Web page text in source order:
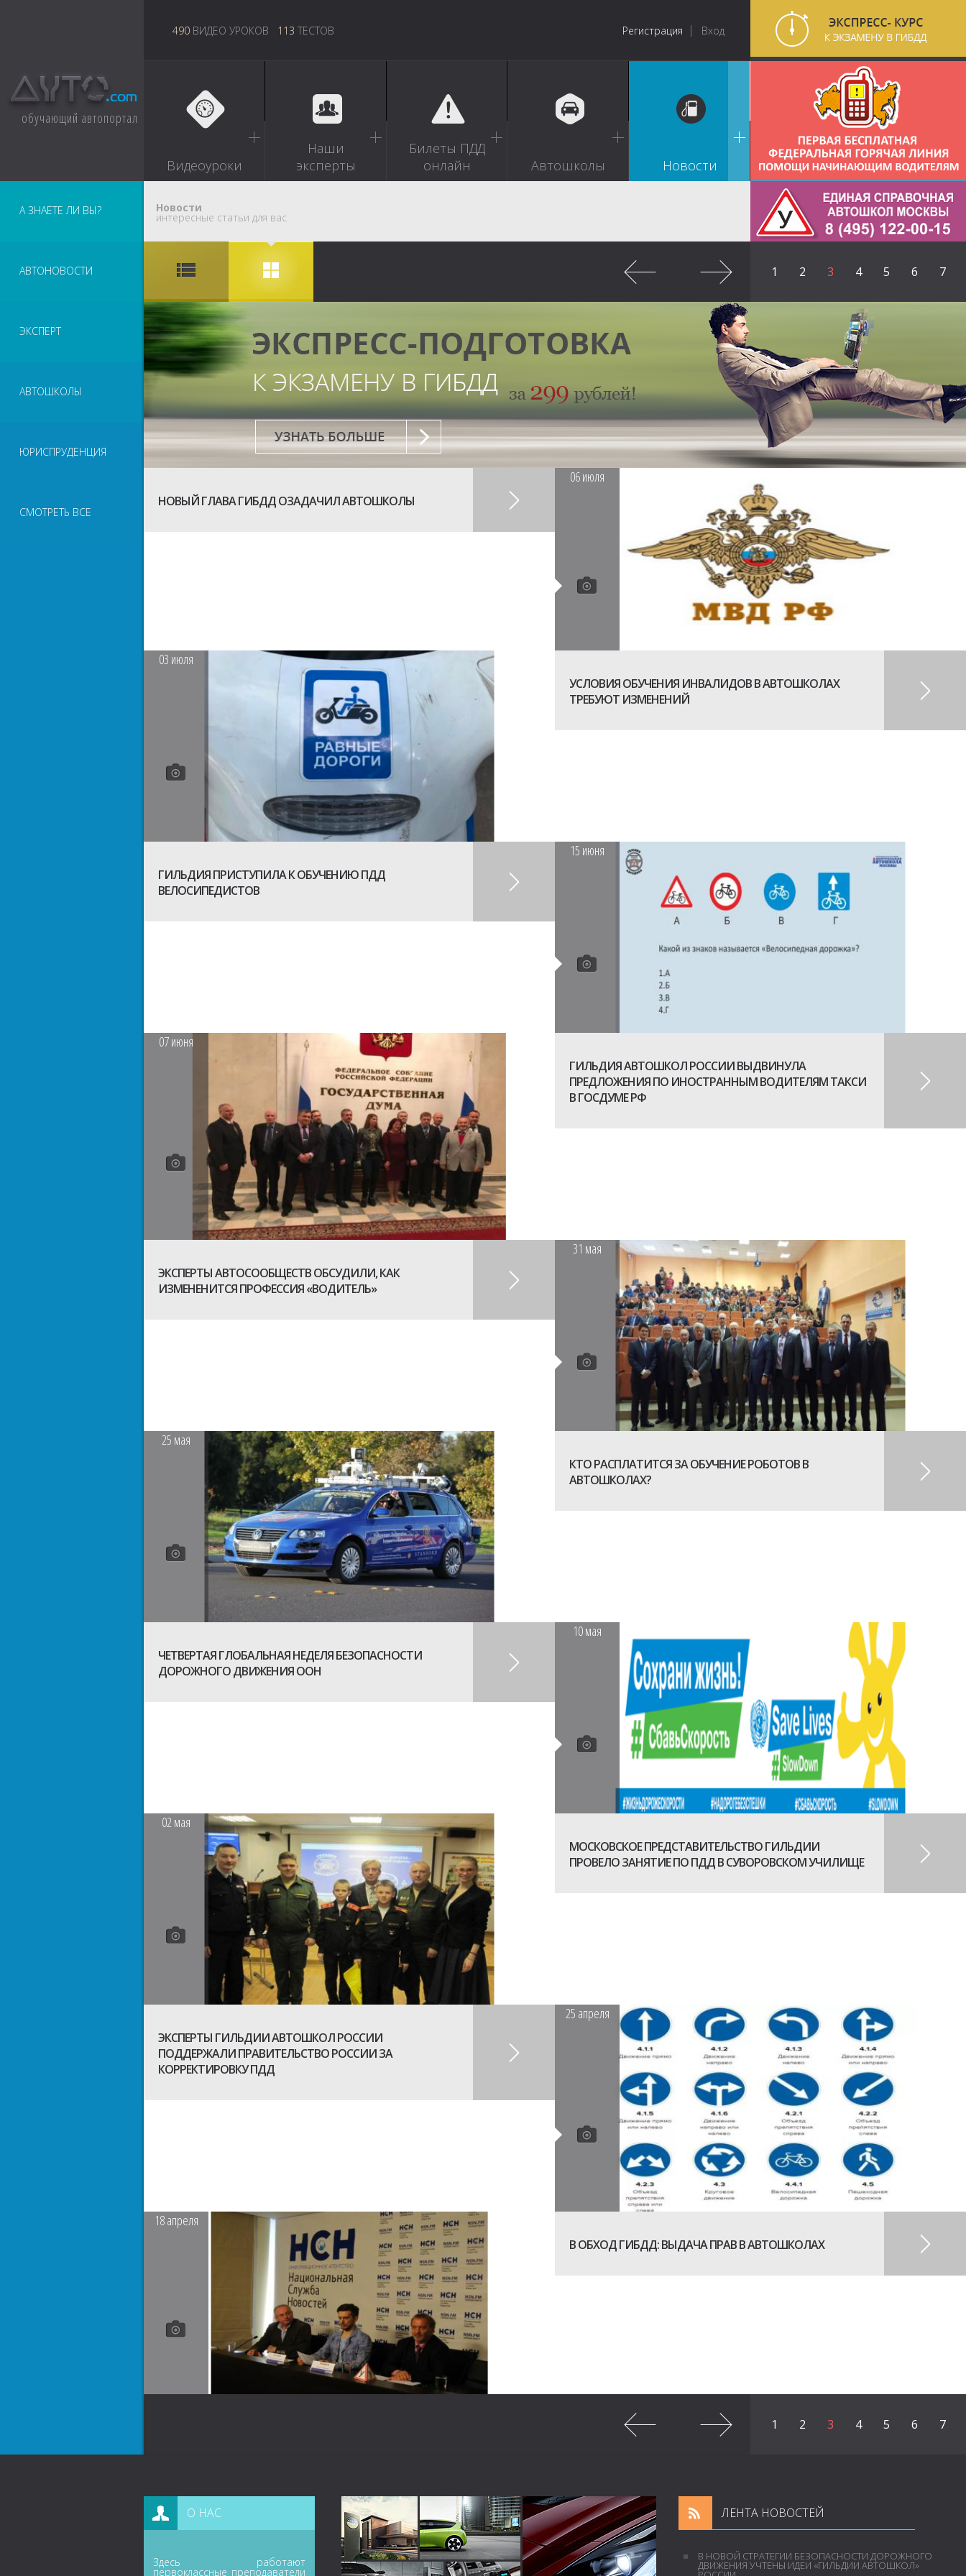
обучающий автопортал
490 ВИДЕО УРОКОВ 113 ТЕСТОВ Регистрация Вход
Видеоуроки
Наши
эксперты
Билеты ПДД
онлайн
Автошколы Новости
А ЗНАЕТЕ ЛИ ВЫ?
АВТОНОВОСТИ
ЭКСПЕРТ
АВТОШКОЛЫ
ЮРИСПРУДЕНЦИЯ
СМОТРЕТЬ ВСЕ
Новости
интересные статьи для вас
1 2 3 4 5 6 7
06июля
НОВЫЙ ГЛАВА ГИБДД ОЗАДАЧИЛ АВТОШКОЛЫ
03 июля
УСЛОВИЯ ОБУЧЕНИЯ ИНВАЛИДОВ В АВТОШКОЛАХ
ТРЕБУЮТ ИЗМЕНЕНИЙ
15 июня
ГИЛЬДИЯ ПРИСТУПИЛА К ОБУЧЕНИЮ ПДД
ВЕЛОСИПЕДИСТОВ
07июня
ГИЛЬДИЯ АВТОШКОЛ РОССИИ ВЫДВИНУЛА
ПРЕДЛОЖЕНИЯ ПО ИНОСТРАННЫМ ВОДИТЕЛЯМ ТАКСИ
В ГОСДУМЕ РФ
31 мая
ЭКСПЕРТЫ АВТОСООБЩЕСТВ ОБСУДИЛИ, КАК
ИЗМЕНЕНИТСЯ ПРОФЕССИЯ «ВОДИТЕЛЬ»
25 мая
КТО РАСПЛАТИТСЯ ЗА ОБУЧЕНИЕ РОБОТОВ В
АВТОШКОЛАХ?
10мая
ЧЕТВЕРТАЯ ГЛОБАЛЬНАЯ НЕДЕЛЯ БЕЗОПАСНОСТИ
ДОРОЖНОГО ДВИЖЕНИЯ ООН
02 мая
МОСКОВСКОЕ ПРЕДСТАВИТЕЛЬСТВО ГИЛЬДИИ
ПРОВЕЛО ЗАНЯТИЕ ПО ПДД В СУВОРОВСКОМ УЧИЛИЩЕ
25 апреля
ЭКСПЕРТЫ ГИЛЬДИИ АВТОШКОЛ РОССИИ
ПОДДЕРЖАЛИ ПРАВИТЕЛЬСТВО РОССИИ ЗА
КОРРЕКТИРОВКУ ПДД
18апреля
В ОБХОД ГИБДД: ВЫДАЧА ПРАВ В АВТОШКОЛАХ
1 2 3 4 5 6 7
О НАС
Здесь работают
первоклассные преподаватели
ЛЕНТА НОВОСТЕЙ
В НОВОЙ СТРАТЕГИИ БЕЗОПАСНОСТИ ДОРОЖНОГО
ДВИЖЕНИЯ УЧТЕНЫ ИДЕИ «ГИЛЬДИИ АВТОШКОЛ»